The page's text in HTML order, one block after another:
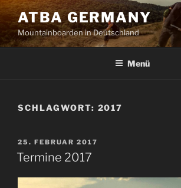
Zum
Inhalt
springen
ATBA GERMANY
Mountainboarden in Deutschland
Menü
SCHLAGWORT: 2017
VERÖFFENTLICHT
AM
25. FEBRUAR 2017
Termine 2017